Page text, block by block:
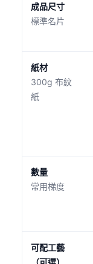
成品尺寸
標準名片
紙材
300g 布紋
紙
數量
常用梯度
可配工藝
（可選）